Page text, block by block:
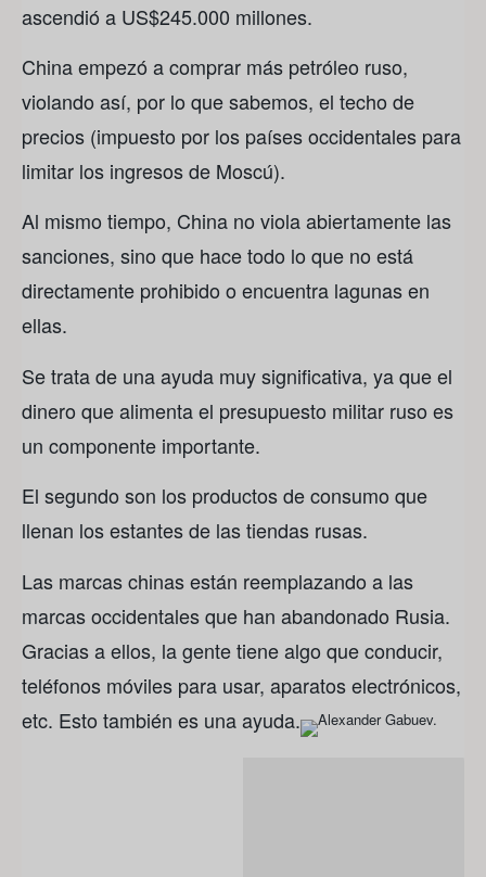
ascendió a US$245.000 millones.
China empezó a comprar más petróleo ruso,
violando así, por lo que sabemos, el techo de
precios (impuesto por los países occidentales para
limitar los ingresos de Moscú).
Al mismo tiempo, China no viola abiertamente las
sanciones, sino que hace todo lo que no está
directamente prohibido o encuentra lagunas en
ellas.
Se trata de una ayuda muy significativa, ya que el
dinero que alimenta el presupuesto militar ruso es
un componente importante.
El segundo son los productos de consumo que
llenan los estantes de las tiendas rusas.
Las marcas chinas están reemplazando a las
marcas occidentales que han abandonado Rusia.
Gracias a ellos, la gente tiene algo que conducir,
teléfonos móviles para usar, aparatos electrónicos,
etc. Esto también es una ayuda.